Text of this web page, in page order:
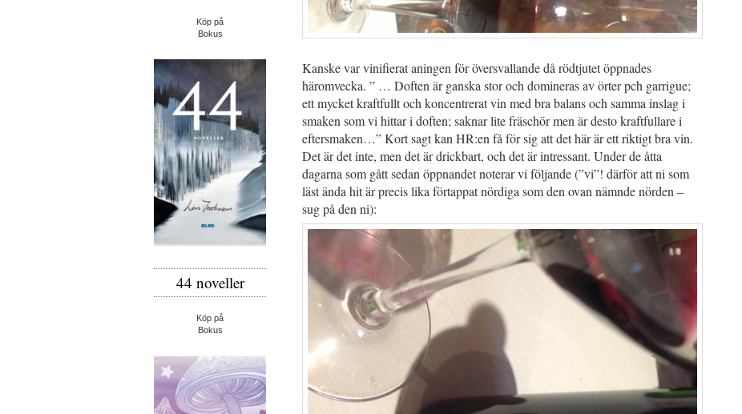
Kanske var vinifierat aningen för översvallande då rödtjutet öppnades
häromvecka. ” … Doften är ganska stor och domineras av örter pch garrigue;
ett mycket kraftfullt och koncentrerat vin med bra balans och samma inslag i
smaken som vi hittar i doften; saknar lite fräschör men är desto kraftfullare i
eftersmaken…” Kort sagt kan HR:en få för sig att det här är ett riktigt bra vin.
Det är det inte, men det är drickbart, och det är intressant. Under de åtta
dagarna som gått sedan öppnandet noterar vi följande (”vi”! därför att ni som
läst ända hit är precis lika förtappat nördiga som den ovan nämnde nörden –
sug på den ni):
Köp på
Bokus
44 noveller
Köp på
Bokus